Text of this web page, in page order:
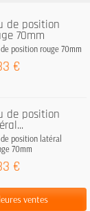
de position
70mm
position rouge 70mm
€
de position
de position latéral
70mm
€
ventes